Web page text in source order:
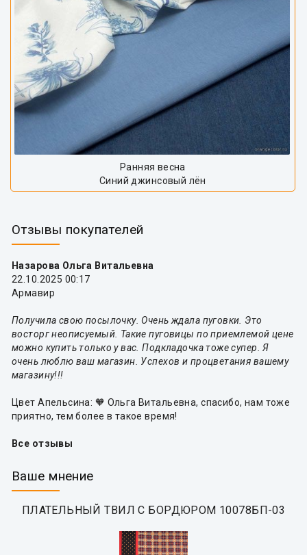
Ранняя весна
Синий джинсовый лён
Отзывы покупателей
Назарова Ольга Витальевна
22.10.2025 00:17
Армавир
Получила свою посылочку. Очень ждала пуговки. Это
восторг неописуемый. Такие пуговицы по приемлемой цене
можно купить только у вас. Подкладочка тоже супер. Я
очень люблю ваш магазин. Успехов и процветания вашему
магазину!!!
Цвет Апельсина: 🧡 Ольга Витальевна, спасибо, нам тоже
приятно, тем более в такое время!
Все отзывы
Ваше мнение
ПЛАТЕЛЬНЫЙ ТВИЛ С БОРДЮРОМ 10078БП-03